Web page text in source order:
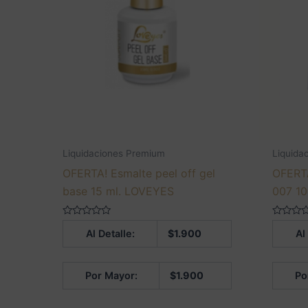
Liquidaciones Premium
OFERTA! Esmalte peel off gel
base 15 ml. LOVEYES
Al Detalle: $1.900
Por Mayor: $1.900
007
Al